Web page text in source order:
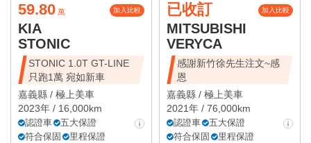
59.80 萬 加入比較
KIA
STONIC
STONIC 1.0T GT-LINE
只跑1萬 宛如新車
嘉義縣 / 極上美車
2023年 / 16,000km
認證車
五大保證
符合保固
里程保證
已收訂 加入比較
MITSUBISHI
VERYCA
感謝新竹徐先生注文~感
恩
嘉義縣 / 極上美車
2021年 / 76,000km
認證車
五大保證
符合保固
里程保證